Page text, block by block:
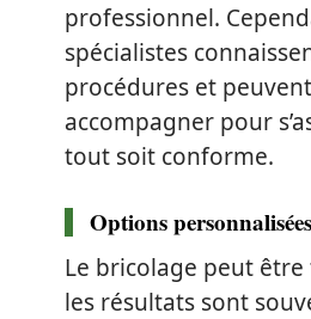
professionnel.
spécialistes
procédures et
accompagner pour
tout soit conforme.
Options
Le bricolage peut
les résultats sont